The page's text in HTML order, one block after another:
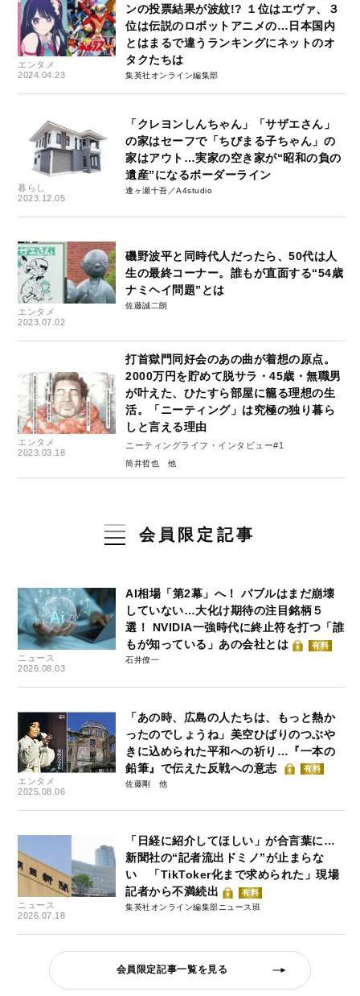
エンタメ
2024.04.23
ンの投票結果が波紋!? １位はエヴァ、３
位は伝説のロボットアニメの…日本国内
とはまるで違うランキングにネットのオ
タクたちは
集英社オンライン編集部
暮らし
2023.12.05
「クレヨンしんちゃん」「サザエさん」
の家はセーフで「ちびまる子ちゃん」の
家はアウト…実家の空き家が“昭和の負の
遺産”になるボーダーライン
逢ヶ瀬十吾／A4studio
エンタメ
2023.07.02
磯野波平と同時代人だったら、50代は人
生の最終コーナー。誰もが直面する“54歳
ナミヘイ問題”とは
佐藤誠二朗
エンタメ
2023.03.18
打首獄門同好会のあの曲が着想の原点。
2000万円を貯めて脱サラ・45歳・無職男
が叶えた、ひたすら部屋に籠る理想の生
活。「ニーティング」は究極の独り暮ら
しと言える理由
ニーティングライフ・インタビュー#1
筒井哲也
会員限定記事
ニュース
2026.08.03
AI相場「第2幕」へ！ バブルはまだ崩壊
していない…大化け期待の注目銘柄５
選！ NVIDIA一強時代に終止符を打つ「誰
もが知っている」あの会社とは
有料
石井僚一
エンタメ
2025.08.06
「あの時、広島の人たちは、もっと熱か
ったのでしょうね」美空ひばりのつぶや
きに込められた平和への祈り…『一本の
鉛筆』で伝えた反戦への意志
有料
佐藤剛
ニュース
2026.07.18
「日経に紹介してほしい」が合言葉に…
新聞社の“記者流出ドミノ”が止まらな
い 「TikToker化まで求められた」現場
記者から不満続出
有料
集英社オンライン編集部ニュース班
会員限定記事一覧を見る